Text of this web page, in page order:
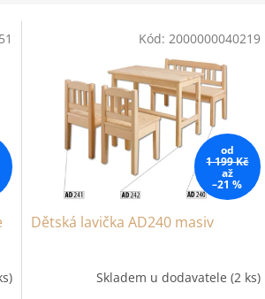
od
1 199 Kč
až
–21 %
Dětská lavička AD240 masiv
Skladem u dodavatele (2 ks)
Kód: 2000000040219